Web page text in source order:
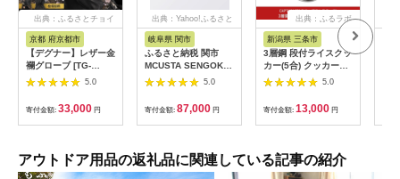
出典：ふるさとチョイ
京都 府京都市
【デグナー】レザー金
襴グローブ [TG-
101KF] カラー：桧垣
桜-ブラック【サイズ
選択可能】［ 京都 バ
イクギア グローブ 人
気 おすすめ 革 レザー
バイカー バイク ブラ
ンド メーカー ギア パ
5.0
寄付金額: 33,000 円
出典：Yahoo!ふるさと
岐阜県 関市
ふるさと納税 関市
MCUSTA SENGOKU
”織田信長”
5.0
寄付金額: 87,000 円
出典：ふるラボ
新潟県 三条市
3層鋼 段付ライスクッ
カー(5合) クッカー
CAPTAIN STAG キャ
プテンスタッグ キッ
チン用品 アウトドア
用品 キャンプ用品 防
災 防災グッズ 防災用
5.0
寄付金額: 13,000 円
アウトドア用品の返礼品に関連している記事の紹介